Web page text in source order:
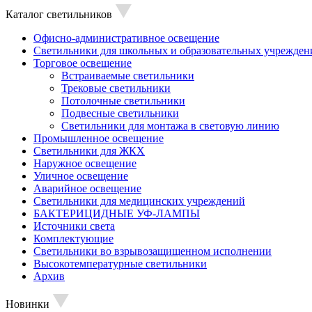
Каталог светильников
Офисно-административное освещение
Светильники для школьных и образовательных
Торговое освещение
Встраиваемые светильники
Трековые светильники
Потолочные светильники
Подвесные светильники
Светильники для монтажа в световую линию
Промышленное освещение
Светильники для ЖКХ
Наружное освещение
Уличное освещение
Аварийное освещение
Светильники для медицинских учреждений
БАКТЕРИЦИДНЫЕ УФ-ЛАМПЫ
Источники света
Комплектующие
Светильники во взрывозащищенном исполнении
Высокотемпературные светильники
Архив
Новинки